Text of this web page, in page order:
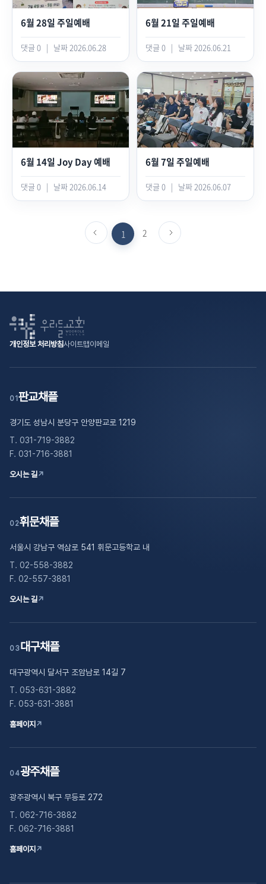
6월 28일 주일예배
댓글 0 | 날짜 2026.06.28
6월 21일 주일예배
댓글 0 | 날짜 2026.06.21
6월 14일 Joy Day 예배
댓글 0 | 날짜 2026.06.14
6월 7일 주일예배
댓글 0 | 날짜 2026.06.07
이전페이지로
1 2
다음페이지로
개인정보 처리방침사이트맵이메일
01 판교채플
경기도 성남시 분당구 안양판교로 1219
T. 031-719-3882
F. 031-716-3881
오시는 길↗
02휘문채플
서울시 강남구 역삼로 541 휘문고등학교 내
T. 02-558-3882
F. 02-557-3881
오시는 길↗
03대구채플
대구광역시 달서구 조암남로 14길 7
T. 053-631-3882
F. 053-631-3881
홈페이지 ↗
04광주채플
광주광역시 북구 무등로 272
T. 062-716-3882
F. 062-716-3881
홈페이지 ↗